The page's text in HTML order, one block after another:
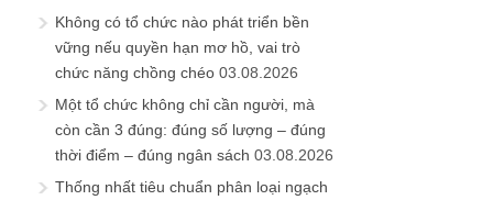
Không có tổ chức nào phát triển bền
vững nếu quyền hạn mơ hồ, vai trò
chức năng chồng chéo 03.08.2026
Một tổ chức không chỉ cần người, mà
còn cần 3 đúng: đúng số lượng – đúng
thời điểm – đúng ngân sách 03.08.2026
Thống nhất tiêu chuẩn phân loại ngạch